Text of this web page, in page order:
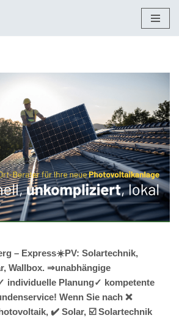
– Express☀️PV️: Solartechnik,
Wallbox. ⇒unabhängige
individuelle Planung✓ kompetente
Wenn Sie nach ❌
✔️ Solar, ☑️ Solartechnik